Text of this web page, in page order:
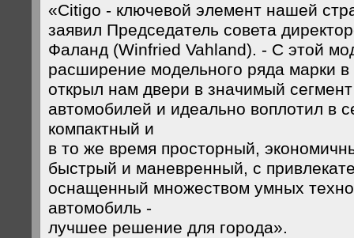
«Citigo - ключевой элемент нашей
заявил Председатель совета
Фаланд (Winfried Vahland). - С этой
расширение модельного ряда марки
открыл нам двери в значимый
автомобилей и идеально воплотил в
компактный и
в то же время просторный,
быстрый и маневренный, с
оснащенный множеством умных
автомобиль -
лучшее решение для города».